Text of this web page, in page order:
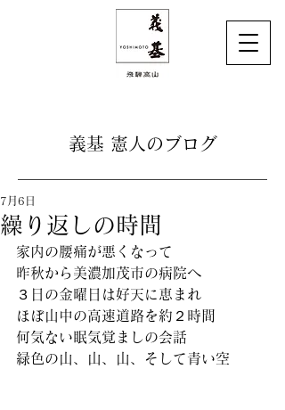
義基 憲人のブログ
繰り返しの時間
7月6日
家内の腰痛が悪くなって
昨秋から美濃加茂市の病院へ
３日の金曜日は好天に恵まれ
ほぼ山中の高速道路を約２時間
何気ない眠気覚ましの会話
緑色の山、山、山、そして青い空